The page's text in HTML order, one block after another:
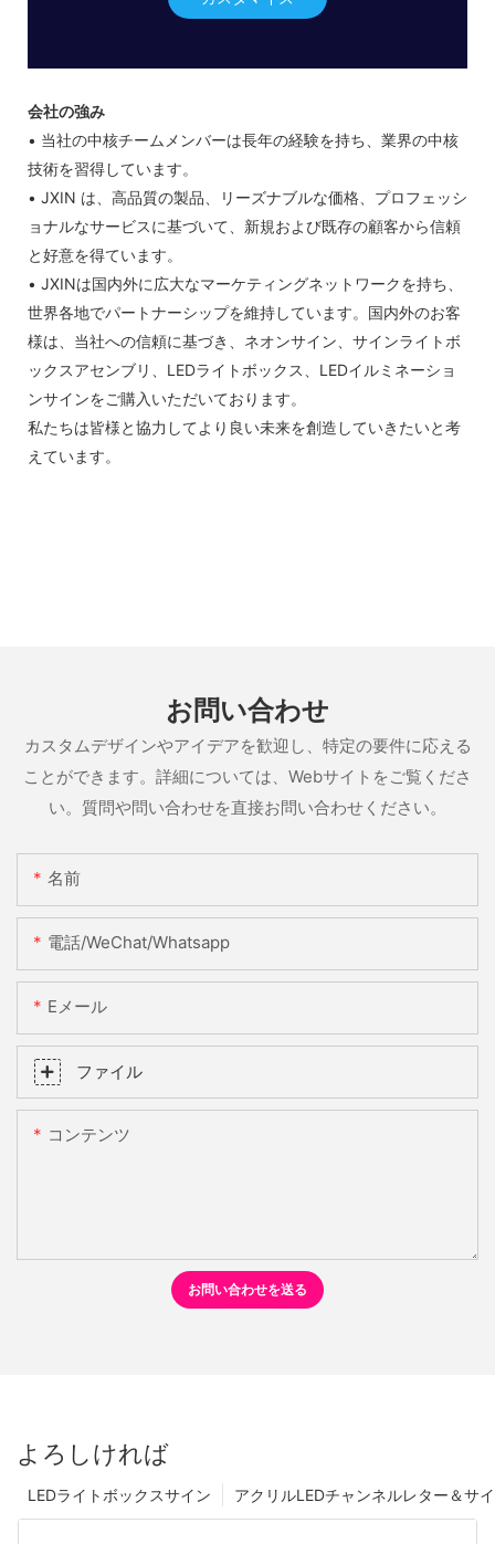
会社の強み
• 当社の中核チームメンバーは長年の経験を持ち、業界の中核
技術を習得しています。
• JXIN は、高品質の製品、リーズナブルな価格、プロフェッシ
ョナルなサービスに基づいて、新規および既存の顧客から信頼
と好意を得ています。
• JXINは国内外に広大なマーケティングネットワークを持ち、
世界各地でパートナーシップを維持しています。国内外のお客
様は、当社への信頼に基づき、ネオンサイン、サインライトボ
ックスアセンブリ、LEDライトボックス、LEDイルミネーショ
ンサインをご購入いただいております。
私たちは皆様と協力してより良い未来を創造していきたいと考
えています。
お問い合わせ
カスタムデザインやアイデアを歓迎し、特定の要件に応える
ことができます。詳細については、Webサイトをご覧くださ
い。質問や問い合わせを直接お問い合わせください。
名前
電話/WeChat/Whatsapp
Eメール
ファイル
コンテンツ
お問い合わせを送る
よろしければ
アクリルLEDチャンネルレター＆サ
LEDライトボックスサイン